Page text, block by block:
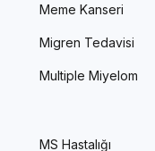
Meme Kanseri
Migren Tedavisi
Multiple Miyelom
MS Hastalığı